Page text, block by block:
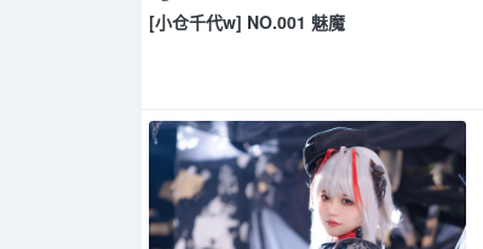
[小仓千代w] NO.001 魅魔